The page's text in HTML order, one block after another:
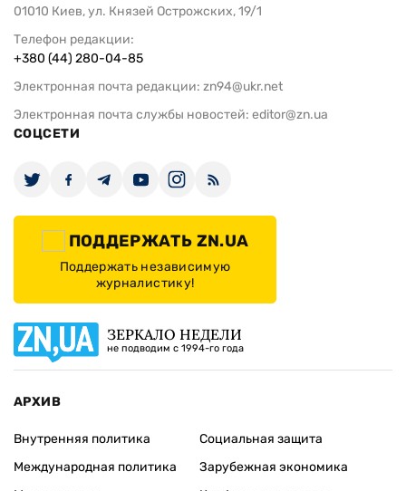
01010 Киев, ул. Князей Острожских, 19/1
Телефон редакции:
+380 (44) 280-04-85
Электронная почта редакции: zn94@ukr.net
Электронная почта службы новостей: editor@zn.ua
СОЦСЕТИ
ПОДДЕРЖАТЬ ZN.UA
Поддержать независимую
журналистику!
ЗЕРКАЛО НЕДЕЛИ
не подводим с 1994-го года
АРХИВ
Внутренняя политика
Международная политика
Социальная защита
Зарубежная экономика